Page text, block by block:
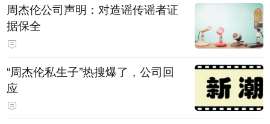
周杰伦公司声明：对造谣传谣者证
据保全
“周杰伦私生子”热搜爆了，公司回
应